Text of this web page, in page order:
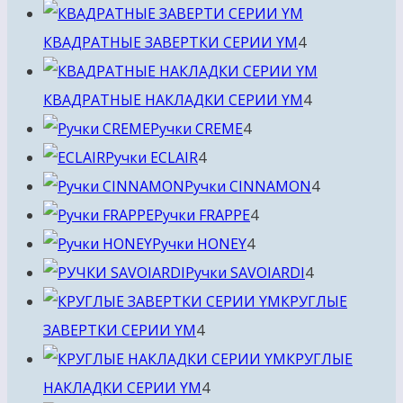
товара
КВАДРАТНЫЕ ЗАВЕРТКИ СЕРИИ YM44
товара
КВАДРАТНЫЕ НАКЛАДКИ СЕРИИ YM44
Ручки CREME44
Ручки ECLAIR44
товара
Ручки CINNAMON44
Ручки FRAPPE44
Ручки HONEY44
товара
Ручки SAVOIARDI44
товара
КРУГЛЫЕ
ЗАВЕРТКИ СЕРИИ YM44
товара
КРУГЛЫЕ
НАКЛАДКИ СЕРИИ YM44